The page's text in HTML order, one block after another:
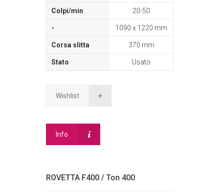
20-50
1090 x 1220 mm
370 mm
Usato
Wishlist
Info
ROVETTA F400 / Ton 400